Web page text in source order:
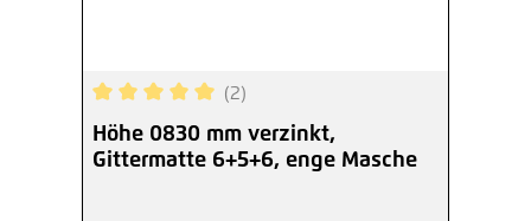
Durchschnittliche Bewertung von 5 von 5
(2)
Höhe 0830 mm verzinkt,
Gittermatte 6+5+6, enge Masche